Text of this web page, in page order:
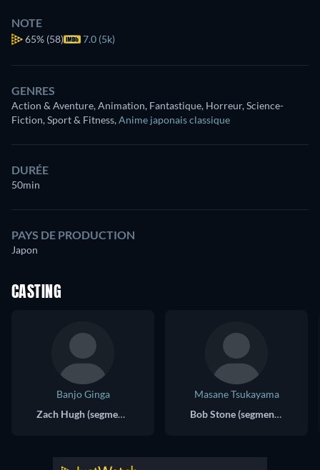
NOTE
65% (58) 7.0 (5k)
GENRES
Action & Aventure, Animation, Fantastique, Horreur, Science-
Fiction, Sport & Fitness,Anime japonais classique
DURÉE
50min
PAYS DE PRODUCTION
Japon
CASTING
Banjo Ginga
Zach Hugh (segment "Running Man") (voice)
Masane Tsukayama
Bob Stone (segment "Running Man") (voice)